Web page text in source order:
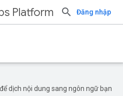
Platform Đăng nhập
dịch nội dung sang ngôn ngữ bạn